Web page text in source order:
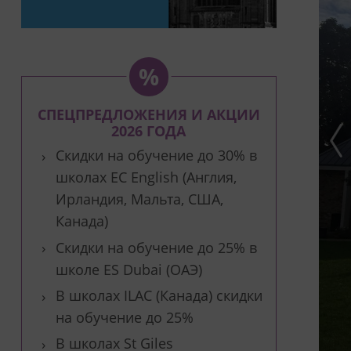
СПЕЦПРЕДЛОЖЕНИЯ И АКЦИИ
2026 ГОДА
Скидки на обучение до 30% в
школах EC English (Англия,
Ирландия, Мальта, США,
Канада)
Скидки на обучение до 25% в
школе ES Dubai (ОАЭ)
В школах ILAC (Канада) скидки
на обучение до 25%
В школах St Giles